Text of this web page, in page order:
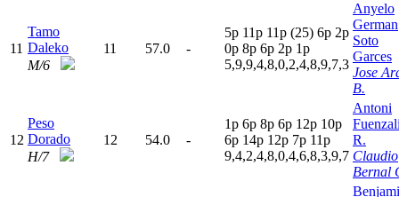
11
Tamo
Daleko
M/6
11 57.0 -
5p 11p 11p (25) 6p 2p
0p 8p 6p 2p 1p
5,9,9,4,8,0,2,4,8,9,7,3
Anyelo
German
Soto
Garces
Jose
B.
12
Peso
Dorado
H/7
12 54.0 -
1p 6p 8p 6p 12p 10p
6p 14p 12p 7p 11p
9,4,2,4,8,0,4,6,8,3,9,7
Antoni
R.
Claudio
Bernal